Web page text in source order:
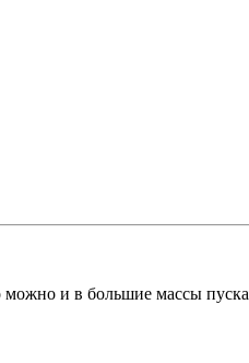
можно и в большие массы